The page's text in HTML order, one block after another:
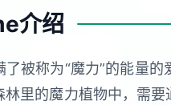
介绍
了被称为“魔力”的能量
林里的魔力植物中，需